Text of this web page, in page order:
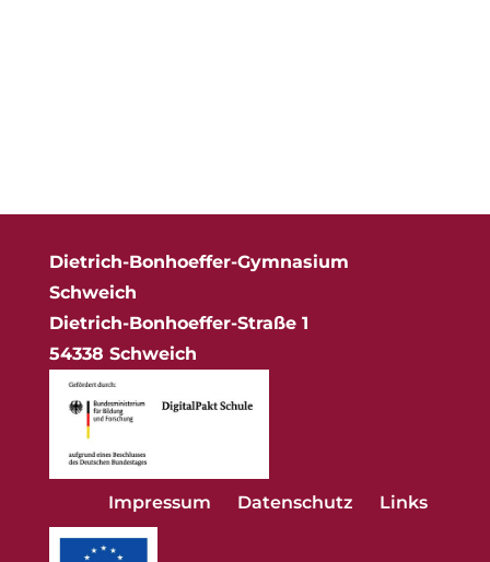
Dietrich-Bonhoeffer-Gymnasium
Schweich
Dietrich-Bonhoeffer-Straße 1
54338 Schweich
Impressum Datenschutz Links